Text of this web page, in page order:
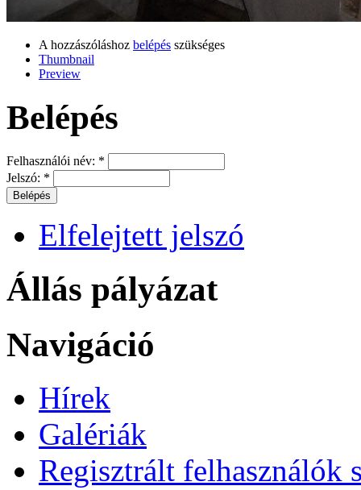
A hozzászóláshoz belépés szükséges
Thumbnail
Preview
Belépés
Felhasználói név: *
Jelszó: *
Elfelejtett jelszó
Állás pályázat
Navigáció
Hírek
Galériák
Regisztrált felhasználók